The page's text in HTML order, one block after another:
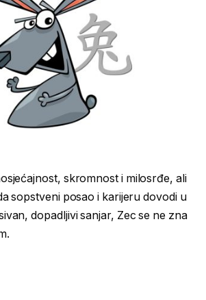
skromnost i milosrđe, ali
sopstveni posao i karijeru dovodi u
dopadljivi sanjar, Zec se ne zna